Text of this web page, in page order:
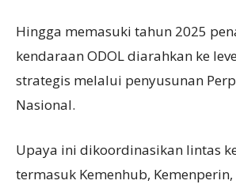
Hingga memasuki tahun 2025
kendaraan ODOL diarahkan ke
strategis melalui penyusunan
Nasional.
Upaya ini dikoordinasikan lintas
termasuk Kemenhub, Kemenperin,